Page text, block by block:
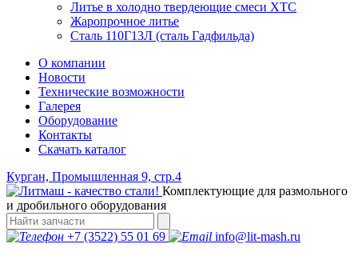
Литье в холодно твердеющие смеси ХТС
Жаропрочное литье
Сталь 110Г13Л (сталь Гадфильда)
О компании
Новости
Технические возможности
Галерея
Оборудование
Контакты
Скачать каталог
Курган, Промышленная 9, стр.4
Комплектующие для размольного
и дробильного оборудования
+7 (3522) 55 01 69
info@lit-mash.ru